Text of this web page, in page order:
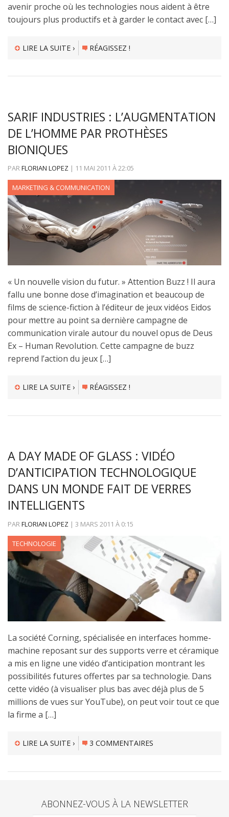
avenir proche où les technologies nous aident à être
toujours plus productifs et à garder le contact avec […]
LIRE LA SUITE › RÉAGISSEZ !
SARIF INDUSTRIES : L’AUGMENTATION
DE L’HOMME PAR PROTHÈSES
BIONIQUES
PARFLORIAN LOPEZ | 11 MAI 2011 À22:05
MARKETING & COMMUNICATION
« Un nouvelle vision du futur. » Attention Buzz ! Il aura
fallu une bonne dose d’imagination et beaucoup de
films de science-fiction à l’éditeur de jeux vidéos Eidos
pour mettre au point sa dernière campagne de
communication virale autour du nouvel opus de Deus
Ex – Human Revolution. Cette campagne de buzz
reprend l’action du jeux […]
LIRE LA SUITE › RÉAGISSEZ !
A DAY MADE OF GLASS : VIDÉO
D’ANTICIPATION TECHNOLOGIQUE
DANS UN MONDE FAIT DE VERRES
INTELLIGENTS
PARFLORIAN LOPEZ | 3 MARS 2011 À 0:15
TECHNOLOGIE
La société Corning, spécialisée en interfaces homme-
machine reposant sur des supports verre et céramique
a mis en ligne une vidéo d’anticipation montrant les
possibilités futures offertes par sa technologie. Dans
cette vidéo (à visualiser plus bas avec déjà plus de 5
millions de vues sur YouTube), on peut voir tout ce que
la firme a […]
LIRE LA SUITE › 3 COMMENTAIRES
ABONNEZ-VOUS À LA NEWSLETTER